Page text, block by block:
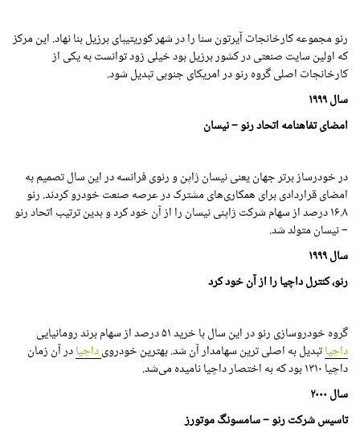
رنو مجموعه کارخانجات آیرتون سنا را در شهر کوریتیبای برزیل بنا نهاد. این مرکز
که اولین سایت صنعتی در کشور برزیل بود خیلی زود توانست به یکی از
کارخانجات اصلی گروه رنو در امریکای جنوبی تبدیل شود.
سال۱۹۹۹
امضای تفاهنامهاتحاد رنو – نیسان
در خودرساز برتر جهان یعنی نیسان ژاپن و رنوی فرانسه در این سال تصمیم به
امضای قراردادی برای همکاری‌های مشترک در عرصه صنعت خودرو کردند. رنو
۱۶.۸ درصد از سهام شرکت ژاپنی نیسان را از آن خود کرد و بدین ترتیب اتحاد رنو
– نیسان متولد شد.
سال۱۹۹۹
رنو، کنترلداچیارا از آن خود کرد
گروه خودروسازی رنو در این سال با خرید ۵۱ درصد از سهام برند رومانیایی
داچیاتبدیل به اصلی ترین سهامدار آن شد. بهترین خودرویداچیادر آن زمان
داچیا۱۳۱۰بود که به اختصار داچیا نامیده می‌شد.
سال۲۰۰۰
تاسیس شرکترنو – سامسونگ موتورز